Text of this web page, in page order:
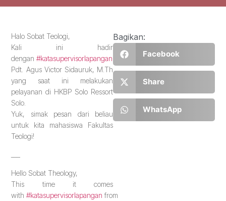
Halo Sobat Teologi,
Kali ini hadir
dengan#katasupervisorlapangan dari
Pdt. Agus Victor Sidauruk, M.Th
yang saat ini melakukan
pelayanan di HKBP Solo Ressort
Solo.
Yuk, simak pesan dari beliau
untuk kita mahasiswa Fakultas
Teologi!
Hello Sobat Theology,
This time it comes
with#katasupervisorlapangan from
Bagikan:
Facebook
Share
WhatsApp